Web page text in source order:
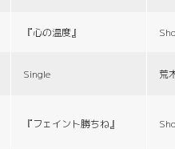
『心の温度』
Single 荒
『フェイント勝ちね』